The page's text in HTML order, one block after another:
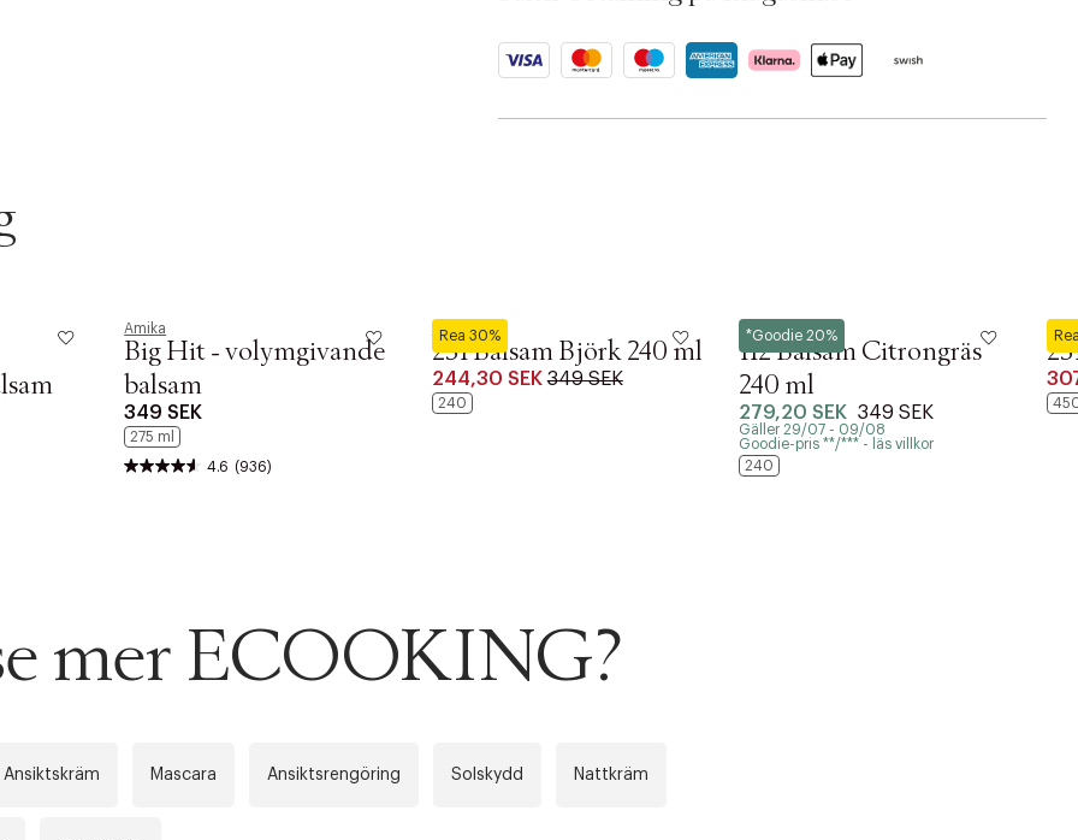
Amika
Big Hit - volymgivande
balsam
349 SEK
275 ml
4.6 (936)
Rea 30%
L:a Bruket
231 Balsam Björk 240 ml
244,30 SEK 349 SEK
240
*Goodie 20%
L:a Bruket
112 Balsam Citrongräs
240 ml
279,20 SEK 349 SEK
Gäller 29/07 - 09/08
Goodie-pris **/*** - läs villkor
240
L:a
mer ECOOKING?
Ansiktskräm Mascara Ansiktsrengöring Solskydd Nattkräm
ordrar över SEK 749 kr. för Goodie-medlemmar
PERSONAL DATA